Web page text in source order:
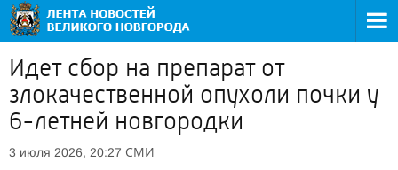
Идет сбор на препарат от
злокачественной опухоли почки у
6-летней новгородки
3 июля 2026, 20:27 СМИ